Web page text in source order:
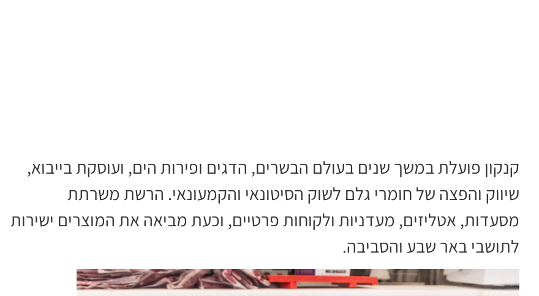
קנקון פועלת במשך שנים בעולם הבשרים, הדגים ופירות הים, ועוסקת בייבוא,
שיווק והפצה של חומרי גלם לשוק הסיטונאי והקמעונאי. הרשת משרתת
מסעדות, אטליזים, מעדניות ולקוחות פרטיים, וכעת מביאה את המוצרים ישירות
לתושבי באר שבע והסביבה.